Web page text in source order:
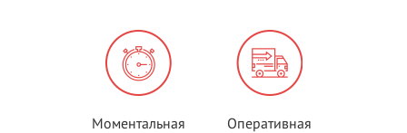
Моментальная
Оперативная